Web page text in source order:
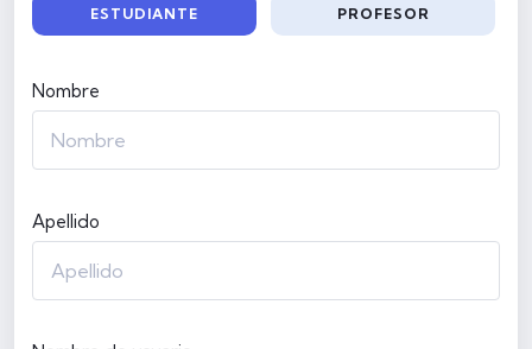
ESTUDIANTE PROFESOR
Nombre
Apellido